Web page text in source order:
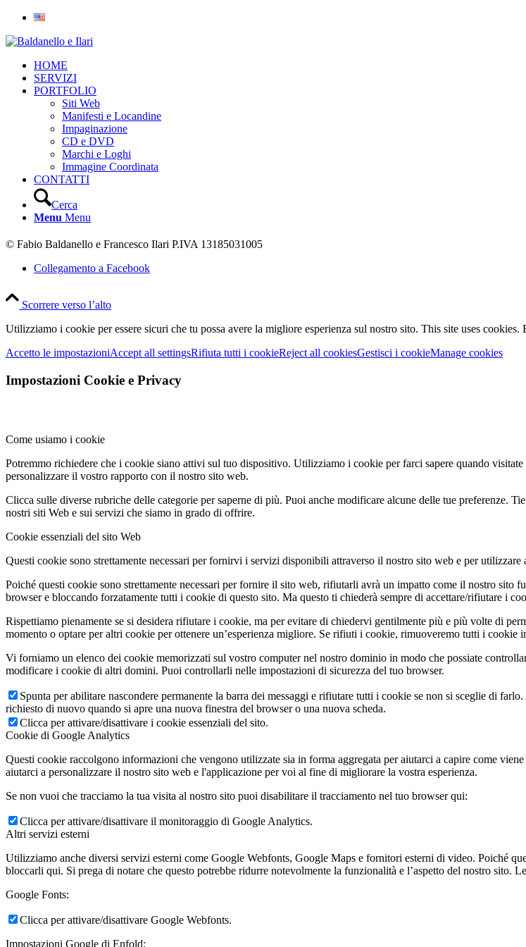
HOME
SERVIZI
PORTFOLIO
Siti Web
Manifesti e Locandine
Impaginazione
CD e DVD
Marchi e Loghi
Immagine Coordinata
CONTATTI
Cerca
Menu Menu
© Fabio Baldanello e Francesco Ilari P.IVA 13185031005
Collegamento a Facebook
Scorrere verso l’alto
Utilizziamo i cookie per essere sicuri che tu possa avere la migliore esperienza sul nostro sito. This site uses cookies.
Accetto le impostazioniAccept all settingsRifiuta tutti i cookieReject all cookiesGestisci i cookieManage cookies
Impostazioni Cookie e Privacy
Come usiamo i cookie
Potremmo richiedere che i cookie siano attivi sul tuo dispositivo. Utilizziamo i cookie per farci sapere quando
personalizzare il vostro rapporto con il nostro sito web.
Clicca sulle diverse rubriche delle categorie per saperne di più. Puoi anche modificare alcune delle tue preferenze.
nostri siti Web e sui servizi che siamo in grado di offrire.
Cookie essenziali del sito Web
Questi cookie sono strettamente necessari per fornirvi i servizi disponibili attraverso il nostro sito web e per utilizzare
Poiché questi cookie sono strettamente necessari per fornire il sito web, rifiutarli avrà un impatto come il nostro
browser e bloccando forzatamente tutti i cookie di questo sito. Ma questo ti chiederà sempre di accettare/rifiutare i
Rispettiamo pienamente se si desidera rifiutare i cookie, ma per evitare di chiedervi gentilmente più e più volte di
momento o optare per altri cookie per ottenere un’esperienza migliore. Se rifiuti i cookie, rimuoveremo tutti i cookie
Vi forniamo un elenco dei cookie memorizzati sul vostro computer nel nostro dominio in modo che possiate
modificare i cookie di altri domini. Puoi controllarli nelle impostazioni di sicurezza del tuo browser.
Spunta per abilitare nascondere permanente la barra dei messaggi e rifiutare tutti i cookie se non si sceglie di
richiesto di nuovo quando si apre una nuova finestra del browser o una nuova scheda.
Clicca per attivare/disattivare i cookie essenziali del sito.
Cookie di Google Analytics
Questi cookie raccolgono informazioni che vengono utilizzate sia in forma aggregata per aiutarci a capire come
aiutarci a personalizzare il nostro sito web e l'applicazione per voi al fine di migliorare la vostra esperienza.
Se non vuoi che tracciamo la tua visita al nostro sito puoi disabilitare il tracciamento nel tuo browser qui:
Clicca per attivare/disattivare il monitoraggio di Google Analytics.
Altri servizi esterni
Utilizziamo anche diversi servizi esterni come Google Webfonts, Google Maps e fornitori esterni di video. Poiché
bloccarli qui. Si prega di notare che questo potrebbe ridurre notevolmente la funzionalità e l’aspetto del nostro sito.
Google Fonts:
Clicca per attivare/disattivare Google Webfonts.
Impostazioni Google di Enfold: